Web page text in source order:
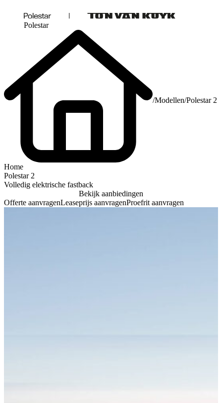
Polestar
Home
/Modellen/Polestar 2
Polestar 2
Volledig elektrische fastback
Bekijk aanbiedingen
Offerte aanvragenLeaseprijs aanvragenProefrit aanvragen